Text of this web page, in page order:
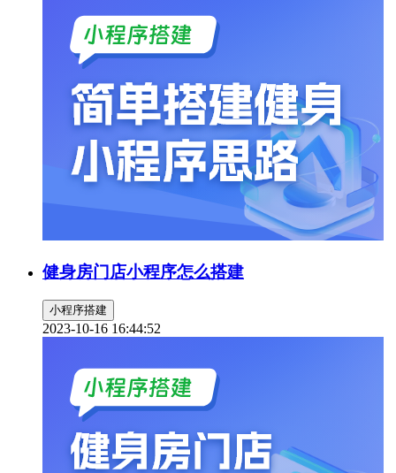
健身房门店小程序怎么搭建
小程序搭建
2023-10-16 16:44:52